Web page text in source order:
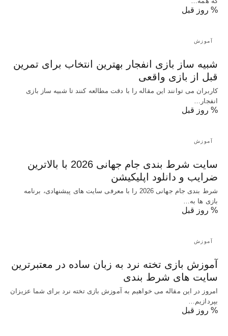
% روز قبل
آموزش
شبیه ساز بازی انفجار بهترین انتخاب برای تمرین
قبل از بازی واقعی
کاربران می توانند این مقاله را با دقت مطالعه کنند تا شبیه ساز بازی
انفجار…
% روز قبل
آموزش
سایت شرط بندی جام جهانی 2026 با بالاترین
ضرایب و دانلود اپلیکیشن
شرط بندی جام جهانی 2026 را با معرفی سایت های پیشنهادی، برنامه
بازی ها به…
% روز قبل
آموزش
آموزش بازی تخته نرد به زبان ساده در معتبرترین
سایت های شرط بندی
امروز در این مقاله می خواهیم به آموزش بازی تخته نرد برای شما عزیزان
بپردازیم…
% روز قبل